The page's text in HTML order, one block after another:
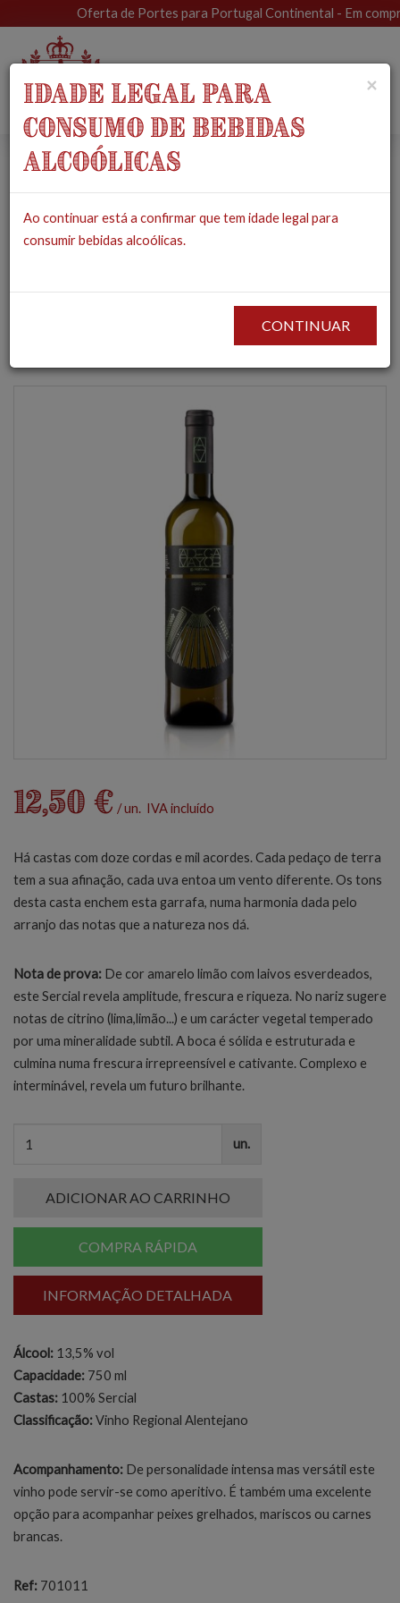
Oferta de Portes para Portugal Continental - Em
Adega Mayor Sercial
Vinho Regional
2017
ADEGA MAYOR SERCIAL
VINHO REGIONAL ALENTEJANO BRANCO 2017
12,50 € / un. IVA incluído
Há castas com doze cordas e mil acordes. Cada pedaço de terra
tem a sua afinação, cada uva entoa um vento diferente. Os tons
desta casta enchem esta garrafa, numa harmonia dada pelo
arranjo das notas que a natureza nos dá.
Nota de prova: De cor amarelo limão com laivos esverdeados,
este Sercial revela amplitude, frescura e riqueza. No nariz sugere
notas de citrino (lima,limão...) e um carácter vegetal temperado
por uma mineralidade subtil. A boca é sólida e estruturada e
culmina numa frescura irrepreensível e cativante. Complexo e
interminável, revela um futuro brilhante.
un.
ADICIONAR AO CARRINHO
COMPRA RÁPIDA
INFORMAÇÃO DETALHADA
Álcool: 13,5% vol
Capacidade: 750 ml
Castas: 100% Sercial
Classificação:Vinho Regional Alentejano
Acompanhamento: De personalidade intensa mas versátil este
vinho pode servir-se como aperitivo. É também uma excelente
opção para acompanhar peixes grelhados, mariscos ou carnes
brancas.
Ref: 701011
×
IDADE LEGAL PARA
CONSUMO DE BEBIDAS
ALCOÓLICAS
Ao continuar está a confirmar que tem idade legal para
consumir bebidas alcoólicas.
CONTINUAR